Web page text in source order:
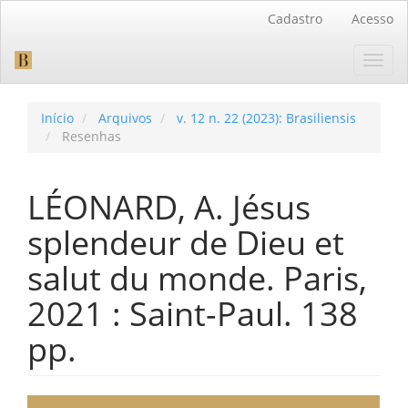
Barra
Cadastro Acesso
Início Arquivos
v. 12 n. 22 (2023): Brasiliensis
Resenhas
LÉONARD, A. Jésus
splendeur de Dieu et
salut du monde. Paris,
2021 : Saint-Paul. 138
pp.